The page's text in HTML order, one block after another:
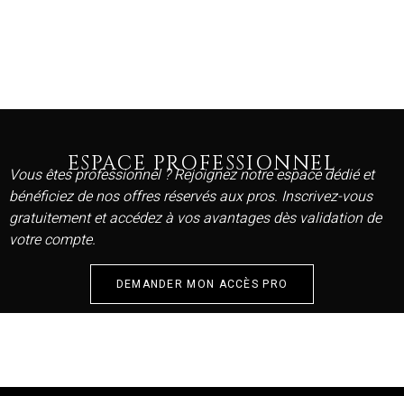
ESPACE PROFESSIONNEL
Vous êtes professionnel ? Rejoignez notre espace dédié et
bénéficiez de nos offres réservés aux pros. Inscrivez-vous
gratuitement et accédez à vos avantages dès validation de
votre compte.
DEMANDER MON ACCÈS PRO